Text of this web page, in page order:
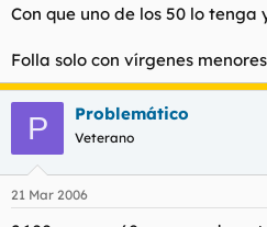
Papito te quiero mucho mi amol
Con que uno de los 50 lo tenga
Folla solo con vírgenes
P Problemático
Veterano
21 Mar 2006